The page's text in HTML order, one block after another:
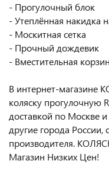
- Прогулочный блок
- Утеплённая накидка
- Москитная сетка
- Прочный дождевик
- Вместительная
В интернет-магазине
коляску прогулочную
доставкой по Москве
другие города
производителя.
Магазин Низких Цен!